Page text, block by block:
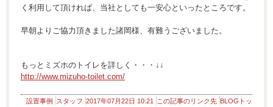
く利用して頂ければ、当社としても一安心といったところです。
早朝よりご協力頂きました諸岡様、有難うございました。
もっとミズホのトイレを詳しく・・・↓↓
http://www.mizuho-toilet.com/
設置事例 スタッフ 2017年07月22日 10:21 この記事のリンク先 BLOGトッ